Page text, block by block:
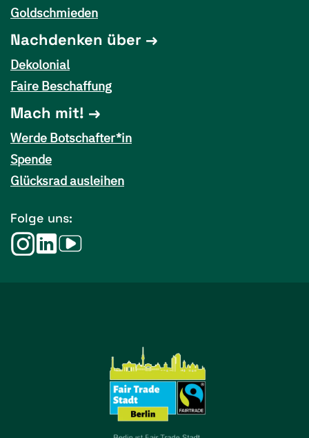
Goldschmieden
Nachdenken über
Dekolonial
Faire Beschaffung
Mach mit!
Werde Botschafter*in
Spende
Glücksrad ausleihen
Folge uns: